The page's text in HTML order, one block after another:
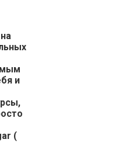
и
(